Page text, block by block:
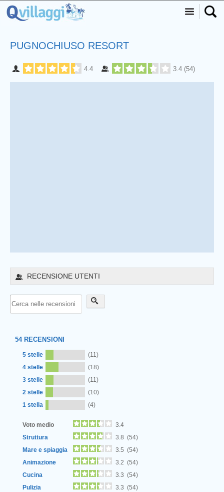
PUGNOCHIUSO RESORT
4.4 3.4 (54)
RECENSIONE UTENTI
54RECENSIONI
5 stelle
(11)
4 stelle
(18)
3 stelle
(11)
2 stelle
(10)
1 stella
(4)
Voto medio
3.4
Struttura
3.8 (54)
Mare e spiaggia
3.5 (54)
Animazione
3.2 (54)
Cucina
3.3 (54)
Pulizia
3.3 (54)